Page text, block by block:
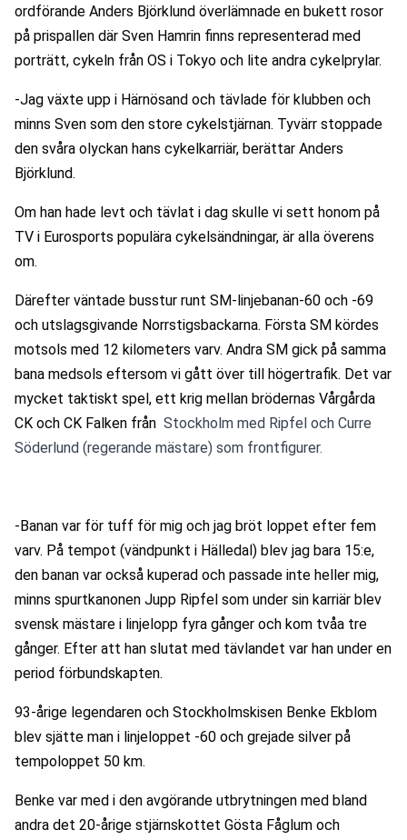
ordförande Anders Björklund överlämnade en bukett rosor
på prispallen där Sven Hamrin finns representerad med
porträtt, cykeln från OS i Tokyo och lite andra cykelprylar.
-Jag växte upp i Härnösand och tävlade för klubben och
minns Sven som den store cykelstjärnan. Tyvärr stoppade
den svåra olyckan hans cykelkarriär, berättar Anders
Björklund.
Om han hade levt och tävlat i dag skulle vi sett honom på
TV i Eurosports populära cykelsändningar, är alla överens
om.
Därefter väntade busstur runt SM-linjebanan-60 och -69
och utslagsgivande Norrstigsbackarna. Första SM kördes
motsols med 12 kilometers varv. Andra SM gick på samma
bana medsols eftersom vi gått över till högertrafik. Det var
mycket taktiskt spel, ett krig mellan brödernas Vårgårda
CK och CK Falken från Stockholm med Ripfel och Curre
Söderlund (regerande mästare) som frontfigurer.
-Banan var för tuff för mig och jag bröt loppet efter fem
varv. På tempot (vändpunkt i Hälledal) blev jag bara 15:e,
den banan var också kuperad och passade inte heller mig,
minns spurtkanonen Jupp Ripfel som under sin karriär blev
svensk mästare i linjelopp fyra gånger och kom tvåa tre
gånger. Efter att han slutat med tävlandet var han under en
period förbundskapten.
93-årige legendaren och Stockholmskisen Benke Ekblom
blev sjätte man i linjeloppet -60 och grejade silver på
tempoloppet 50 km.
Benke var med i den avgörande utbrytningen med bland
andra det 20-årige stjärnskottet Gösta Fåglum och